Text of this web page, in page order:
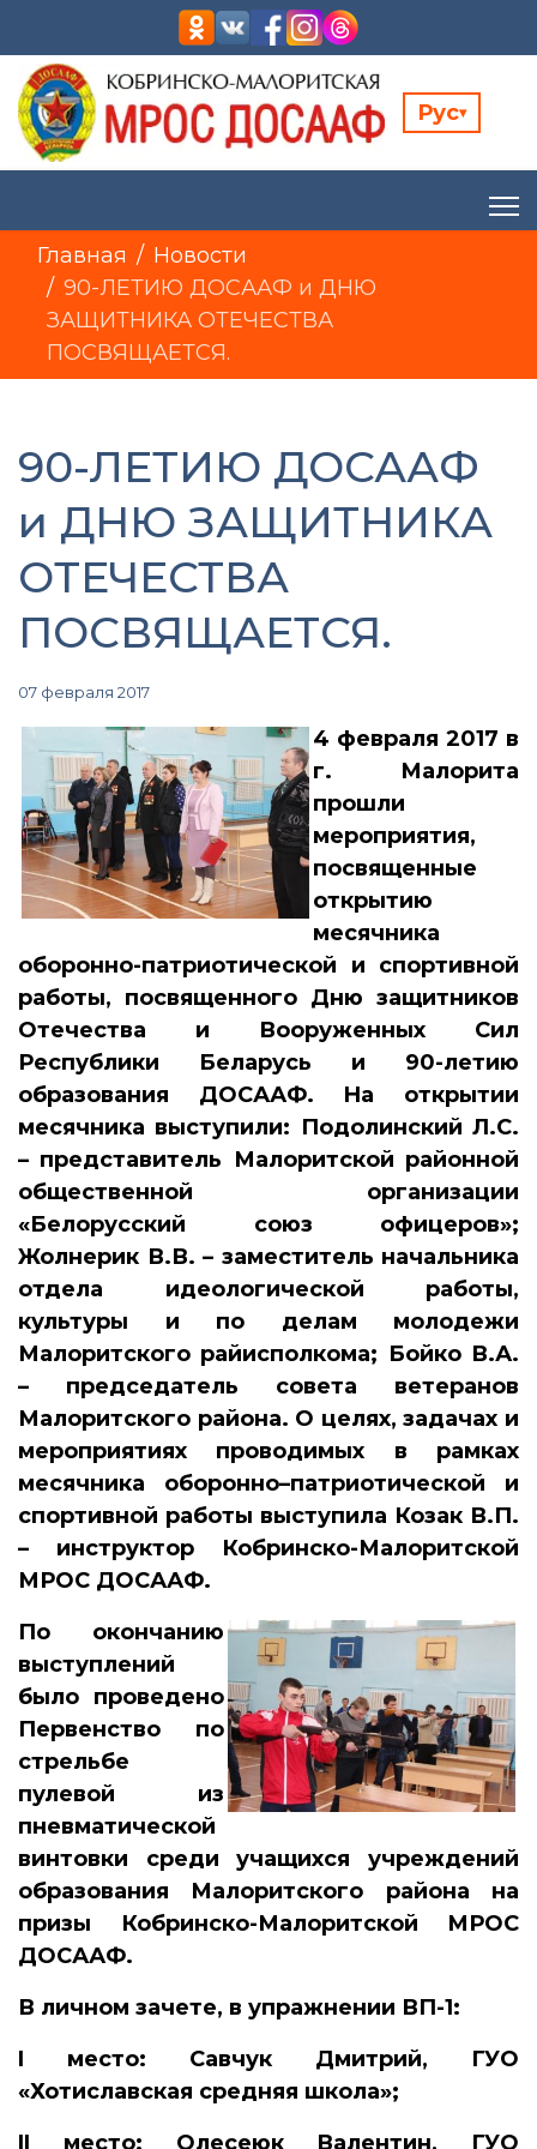
Рус▾
Главная
Новости
90-ЛЕТИЮ ДОСААФ и ДНЮ
ЗАЩИТНИКА ОТЕЧЕСТВА
ПОСВЯЩАЕТСЯ.
90-ЛЕТИЮ ДОСААФ
и ДНЮ ЗАЩИТНИКА
ОТЕЧЕСТВА
ПОСВЯЩАЕТСЯ.
07 февраля 2017
4 февраля 2017 в
г. Малорита
прошли
мероприятия,
посвященные
открытию
месячника
оборонно-патриотической и спортивной
работы, посвященного Дню защитников
Отечества и Вооруженных Сил
Республики Беларусь и 90-летию
образования ДОСААФ. На открытии
месячника выступили: Подолинский Л.С.
– представитель Малоритской районной
общественной организации
«Белорусский союз офицеров»;
Жолнерик В.В. – заместитель начальника
отдела идеологической работы,
культуры и по делам молодежи
Малоритского райисполкома; Бойко В.А.
– председатель совета ветеранов
Малоритского района. О целях, задачах и
мероприятиях проводимых в рамках
месячника оборонно–патриотической и
спортивной работы выступила Козак В.П.
– инструктор Кобринско-Малоритской
МРОС ДОСААФ.
По окончанию
выступлений
было проведено
Первенство по
стрельбе
пулевой из
пневматической
винтовки среди учащихся учреждений
образования Малоритского района на
призы Кобринско-Малоритской МРОС
ДОСААФ.
В личном зачете, в упражнении ВП-1:
I место: Савчук Дмитрий, ГУО
«Хотиславская средняя школа»;
II место: Олесеюк Валентин, ГУО